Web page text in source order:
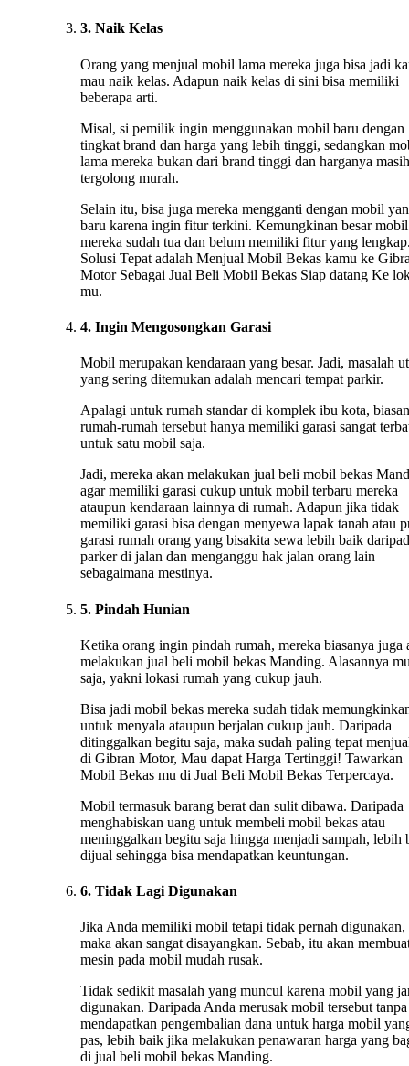
3. Naik Kelas
Orang yang menjual mobil lama mereka juga bisa jadi
mau naik kelas. Adapun naik kelas di sini bisa memiliki
beberapa arti.
Misal, si pemilik ingin menggunakan mobil baru dengan
tingkat brand dan harga yang lebih tinggi, sedangkan
lama mereka bukan dari brand tinggi dan harganya masih
tergolong murah.
Selain itu, bisa juga mereka mengganti dengan mobil
baru karena ingin fitur terkini. Kemungkinan besar mobil
mereka sudah tua dan belum memiliki fitur yang
Solusi Tepat adalah Menjual Mobil Bekas kamu ke
Motor Sebagai Jual Beli Mobil Bekas Siap datang Ke
mu.
4. Ingin Mengosongkan Garasi
Mobil merupakan kendaraan yang besar. Jadi, masalah
yang sering ditemukan adalah mencari tempat parkir.
Apalagi untuk rumah standar di komplek ibu kota,
rumah-rumah tersebut hanya memiliki garasi sangat
untuk satu mobil saja.
Jadi, mereka akan melakukan jual beli mobil bekas
agar memiliki garasi cukup untuk mobil terbaru mereka
ataupun kendaraan lainnya di rumah. Adapun jika tidak
memiliki garasi bisa dengan menyewa lapak tanah atau
garasi rumah orang yang bisakita sewa lebih baik
parker di jalan dan menganggu hak jalan orang lain
sebagaimana mestinya.
5. Pindah Hunian
Ketika orang ingin pindah rumah, mereka biasanya juga
melakukan jual beli mobil bekas Manding. Alasannya
saja, yakni lokasi rumah yang cukup jauh.
Bisa jadi mobil bekas mereka sudah tidak
untuk menyala ataupun berjalan cukup jauh. Daripada
ditinggalkan begitu saja, maka sudah paling tepat
di Gibran Motor, Mau dapat Harga Tertinggi! Tawarkan
Mobil Bekas mu di Jual Beli Mobil Bekas Terpercaya.
Mobil termasuk barang berat dan sulit dibawa. Daripada
menghabiskan uang untuk membeli mobil bekas atau
meninggalkan begitu saja hingga menjadi sampah, lebih
dijual sehingga bisa mendapatkan keuntungan.
6. Tidak Lagi Digunakan
Jika Anda memiliki mobil tetapi tidak pernah digunakan,
maka akan sangat disayangkan. Sebab, itu akan
mesin pada mobil mudah rusak.
Tidak sedikit masalah yang muncul karena mobil yang
digunakan. Daripada Anda merusak mobil tersebut tanpa
mendapatkan pengembalian dana untuk harga mobil
pas, lebih baik jika melakukan penawaran harga yang
di jual beli mobil bekas Manding.